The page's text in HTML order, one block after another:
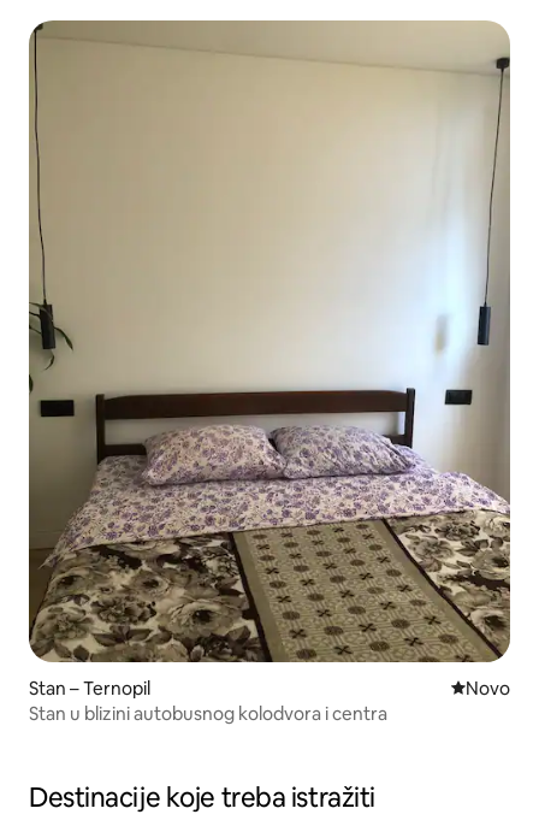
Stan – Ternopil Novi
Novo
Stan u blizini autobusnog kolodvora i centra
Destinacije koje treba istražiti